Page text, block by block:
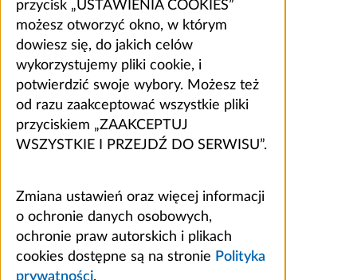
przycisk „USTAWIENIA COOKIES”
możesz otworzyć okno, w którym
dowiesz się, do jakich celów
wykorzystujemy pliki cookie, i
potwierdzić swoje wybory. Możesz też
od razu zaakceptować wszystkie pliki
przyciskiem „ZAAKCEPTUJ
WSZYSTKIE I PRZEJDŹ DO SERWISU”.
Zmiana ustawień oraz więcej informacji
o ochronie danych osobowych,
ochronie praw autorskich i plikach
cookies dostępne są na stronie Polityka
prywatności.